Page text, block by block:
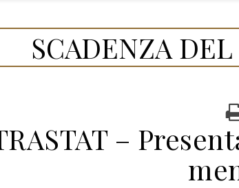
SCADENZA
–